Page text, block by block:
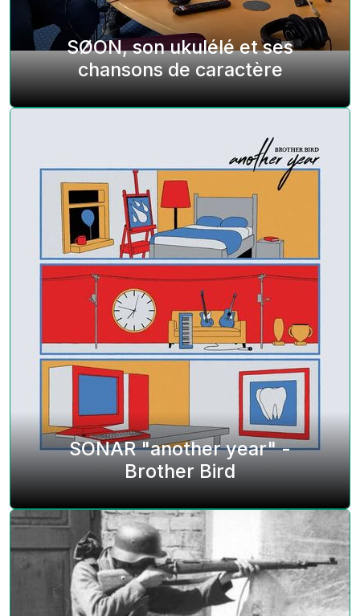
SØON, son ukulélé et ses
chansons de caractère
SONAR "another year" -
Brother Bird